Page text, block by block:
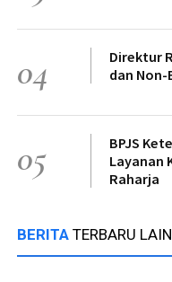
04
Direktur
dan Non-
05
BPJS
Layanan
Raharja
BERITA TERBARU